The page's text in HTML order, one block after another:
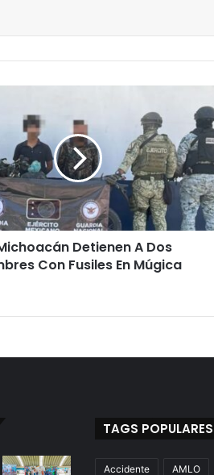
Detienen A Dos
Con Fusiles En Múgica
TAGS POPULARES
Accidente AMLO